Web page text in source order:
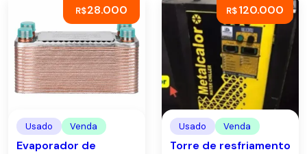
R$28.000
Usado Venda
Evaporador de
R$120.000
Usado Venda
Torre de resfriamento